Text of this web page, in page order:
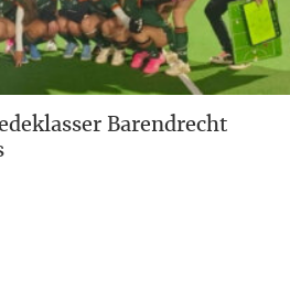
Barendrecht